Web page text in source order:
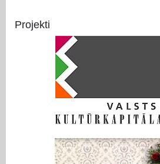
Projekti